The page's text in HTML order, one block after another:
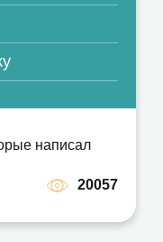
написал
20057